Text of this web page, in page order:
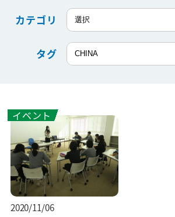
カテゴリ
タグ
イベント
2020/11/06